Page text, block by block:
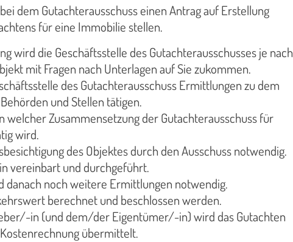
dem Gutachterausschuss einen Antrag auf Erstellung
für eine Immobilie stellen.
wird die Geschäftsstelle des Gutachterausschusses je nach
mit Fragen nach Unterlagen auf Sie zukommen.
des Gutachterausschuss Ermittlungen zu dem
und Stellen tätigen.
welcher Zusammensetzung der Gutachterausschuss für
wird.
des Objektes durch den Ausschuss notwendig.
vereinbart und durchgeführt.
danach noch weitere Ermittlungen notwendig.
berechnet und beschlossen werden.
in (und dem/der Eigentümer/-in) wird das Gutachten
übermittelt.